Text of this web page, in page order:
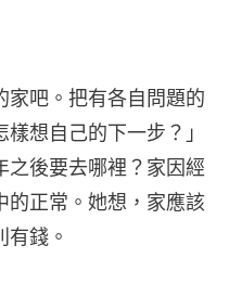
家吧。把有各自問題的
想自己的下一步？」
之後要去哪裡？家因經
的正常。她想，家應該
錢。